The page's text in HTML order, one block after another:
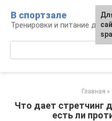
контенту
В спортзале
Тренировки и питание для
Главная »
Что дает стретчинг
есть ли